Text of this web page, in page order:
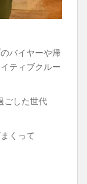
バイヤーや帰
ティブクルー
ごした世代
くって